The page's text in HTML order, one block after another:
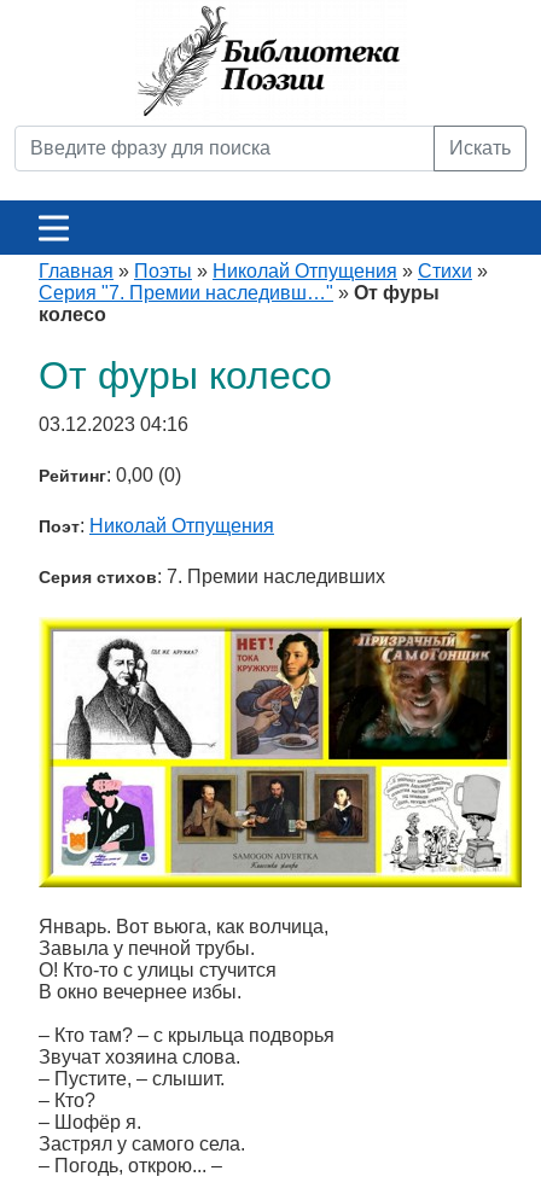
Искать
Главная » Поэты » Николай Отпущения » Стихи »
Серия "7. Премии наследивш…" » От фуры
колесо
От фуры колесо
03.12.2023 04:16
Рейтинг: 0,00 (0)
Поэт: Николай Отпущения
Серия стихов: 7. Премии наследивших
Январь. Вот вьюга, как волчица,
Завыла у печной трубы.
О! Кто-то с улицы стучится
В окно вечернее избы.
– Кто там? – с крыльца подворья
Звучат хозяина слова.
– Пустите, – слышит.
– Кто?
– Шофёр я.
Застрял у самого села.
– Погодь, открою... –